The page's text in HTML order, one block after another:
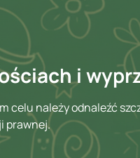
i
celu należy odnaleźć
prawnej.